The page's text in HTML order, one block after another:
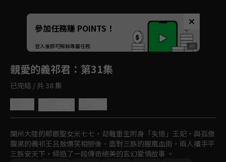
Unmute
如有不便請見諒
參加任務賺 POINTS！
登入後即可解鎖專屬任務
親愛的義祁君 ：第31集
已完結 / 共 38 集
闌州大陸的鄔鏃聖女米七七，劫難重生附身「失憶」王妃，與孤傲
腹黑的義祁王呂敖爆笑相戀後，面對三族的腥風血雨，兩人攜手平
三族安天下，締造了一段傳奇絕美的玄幻愛情故事 。